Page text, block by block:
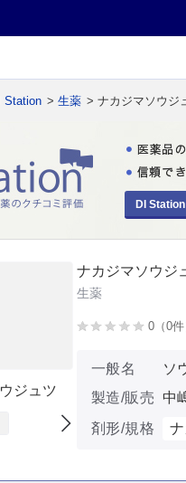
Station > 生薬 > ナカジマソウジ
DI
ジュツ
ナカジマソウジ
生薬
0（0件
一般名
ソ
製造/販売
中
剤形/規格